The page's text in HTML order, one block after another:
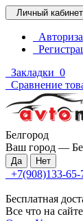
Личный кабинет
Закладки 0
Сравнение
Белгород
Ваш город —
+7(908)133-65-
Бесплатная
Все что на